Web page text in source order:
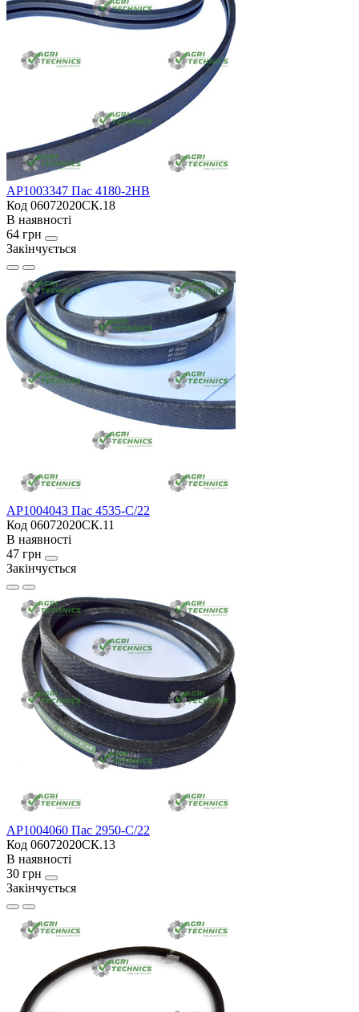
AP1003347 Пас 4180-2HB
Код 06072020СК.18
В наявності
64 грн
Закінчується
AP1004043 Пас 4535-C/22
Код 06072020СК.11
В наявності
47 грн
Закінчується
AP1004060 Пас 2950-C/22
Код 06072020СК.13
В наявності
30 грн
Закінчується